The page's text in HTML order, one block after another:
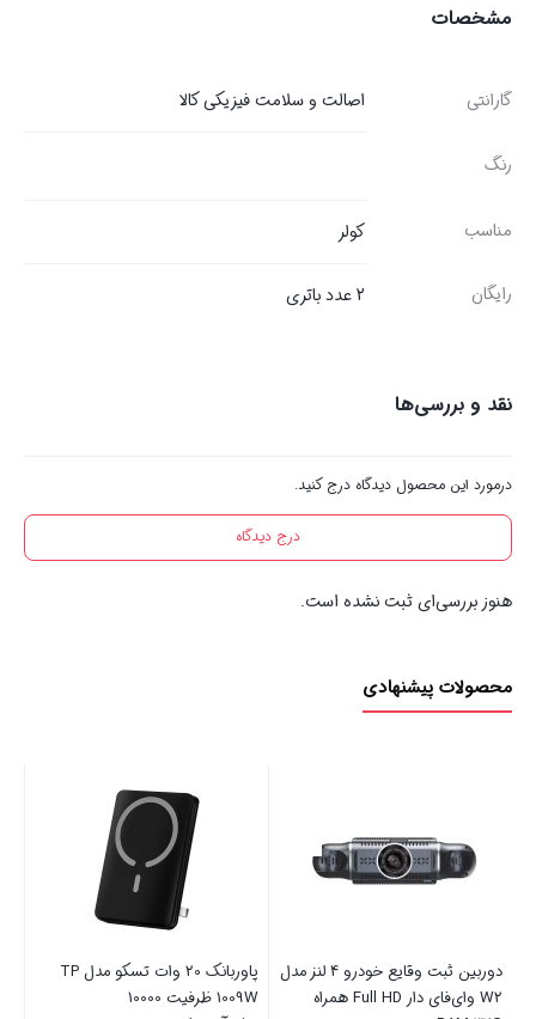
مشخصات
گارانتی اصالت و سلامت فیزیکی کالا
رنگ
مناسب کولر
رایگان 2 عدد باتری
نقد و بررسی‌ها
درمورد این محصول دیدگاه درج کنید.
درج دیدگاه
هنوز بررسی‌ای ثبت نشده است.
محصولات پیشنهادی
دوربین ثبت وقایع خودرو 4 لنز مدل
W2 وای‌فای دار Full HD همراه
پاوربانک 20 وات تسکو مدل TP
1009W ظرفیت 10000